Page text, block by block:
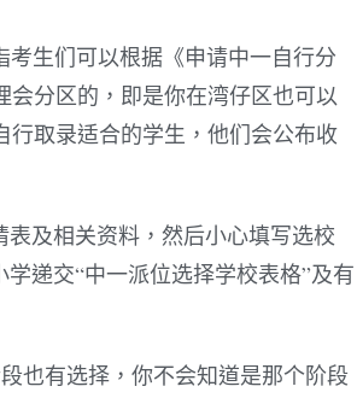
考生们可以根据《申请中一自行分
分区的，即是你在湾仔区也可以
取录适合的学生，他们会公布收
及相关资料，然后小心填写选校
递交“中一派位选择学校表格”及有
也有选择，你不会知道是那个阶段